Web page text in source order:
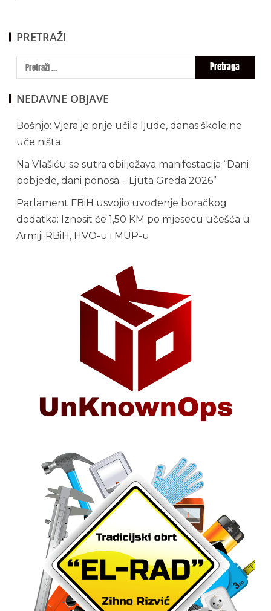
PRETRAŽI
NEDAVNE OBJAVE
Bošnjo: Vjera je prije učila ljude, danas škole ne
uče ništa
Na Vlašiću se sutra obilježava manifestacija “Dani
pobjede, dani ponosa – Ljuta Greda 2026”
Parlament FBiH usvojio uvođenje boračkog
dodatka: Iznosit će 1,50 KM po mjesecu učešća u
Armiji RBiH, HVO-u i MUP-u